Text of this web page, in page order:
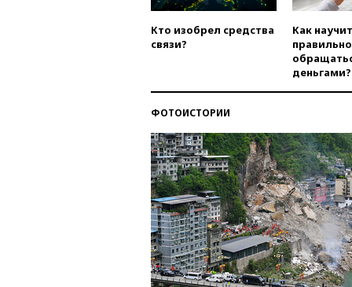
Кто изобрел средства
связи?
Как
правильно
деньгами?
ФОТОИСТОРИИ